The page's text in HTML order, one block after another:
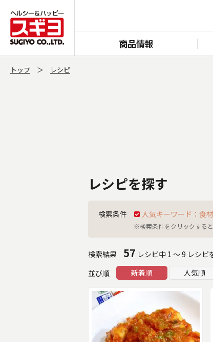
商品情報
トップ レシピ
レシピを探す
検索条件 人気キーワード：食
※検索条件をクリックする
検索結果 57 レシピ中 1 ～ 9 レシピ
並び順
新着順 人気順